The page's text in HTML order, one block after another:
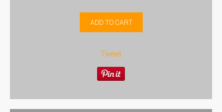
ADD TO CART
Tweet